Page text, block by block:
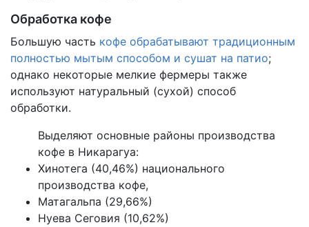
Обработка кофе
Большую часть кофе обрабатывают традиционным
полностью мытым способом и сушат на патио;
однако некоторые мелкие фермеры также
используют натуральный (сухой) способ
обработки.
Выделяют основные районы производства
кофе в Никарагуа:
Хинотега (40,46%) национального
производства кофе,
Матагальпа (29,66%)
Нуева Сеговия (10,62%)